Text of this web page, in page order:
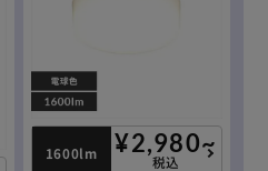
1600lm ¥2,980~
税込